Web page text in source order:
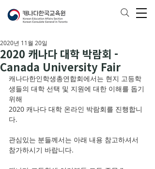
2020 캐나다 대학 박람회 -
Canada University Fair
2020년 11월 20일
캐나다한인학생총연합회에서는 현지 고등학
생들의 대학 선택 및 지원에 대한 이해를 돕기
위해
2020 캐나다 대학 온라인 박람회를 진행합니
다.
관심있는 분들께서는 아래 내용 참고하셔서
참가하시기 바랍니다.